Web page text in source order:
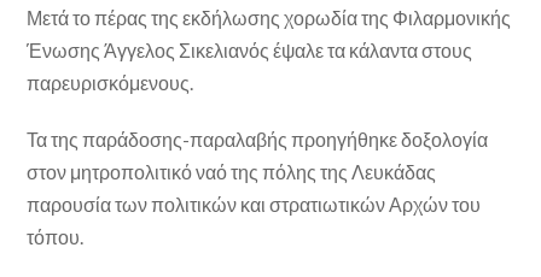
Μετά το πέρας της εκδήλωσης χορωδία της Φιλαρμονικής
Ένωσης Άγγελος Σικελιανός έψαλε τα κάλαντα στους
παρευρισκόμενους.
Τα της παράδοσης-παραλαβής προηγήθηκε δοξολογία
στον μητροπολιτικό ναό της πόλης της Λευκάδας
παρουσία των πολιτικών και στρατιωτικών Αρχών του
τόπου.